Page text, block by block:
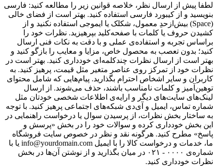
لطفا پیش از ارسال نظر، خلاصه قوانین زیر را مطالعه کنید: فارسی
بنویسید و از کیبورد فارسی استفاده کنید. بهتر است از فضای خالی
(Space) بیش‌از‌حدِ معمول، شکلک یا ایموجی استفاده نکنید و از
کشیدن حروف یا کلمات با صفحه‌کلید بپرهیزید. نظرات خود را
براساس تجربه و استفاده‌ی عملی و با دقت به نکات فنی ارسال
کنید؛ بدون تعصب به محصول خاص، مزایا و معایب را بازگو کنید و
بهتر است از ارسال نظرات چندکلمه‌‌ای خودداری کنید. بهتر است در
نظرات خود از تمرکز روی عناصر متغیر مثل قیمت، پرهیز کنید. به
کاربران و سایر اشخاص احترام بگذارید. پیام‌هایی که شامل محتوای
توهین‌آمیز و کلمات نامناسب باشند، حذف می‌شوند. از ارسال
لینک‌های سایت‌های دیگر و ارایه‌ی اطلاعات شخصی خودتان مثل
شماره تماس، ایمیل و آی‌دی شبکه‌های اجتماعی پرهیز کنید. با توجه
به ساختار بخش نظرات، از پرسیدن سوال یا درخواست راهنمایی در
این بخش خودداری کرده و سوالات خود را در بخش «پرسش و
پاسخ» مطرح کنید. هرگونه نقد و نظر در خصوص سایت فروشگاه
ما، خدمات و درخواست کالا را با ایمیل info@yourdomain.com یا با
شماره‌ی ۰۰۰۰ - ۰۲۱ در میان بگذارید و از نوشتن آن‌ها در بخش
نظرات خودداری کنید.